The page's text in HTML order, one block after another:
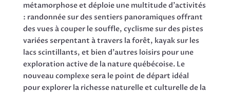
métamorphose et déploie une multitude d’activités
: randonnée sur des sentiers panoramiques offrant
des vues à couper le souffle, cyclisme sur des pistes
variées serpentant à travers la forêt, kayak sur les
lacs scintillants, et bien d’autres loisirs pour une
exploration active de la nature québécoise. Le
nouveau complexe sera le point de départ idéal
pour explorer la richesse naturelle et culturelle de la